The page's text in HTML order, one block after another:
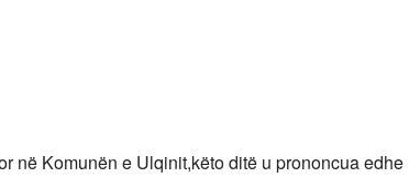
në Komunën e Ulqinit,këto ditë u prononcua edhe